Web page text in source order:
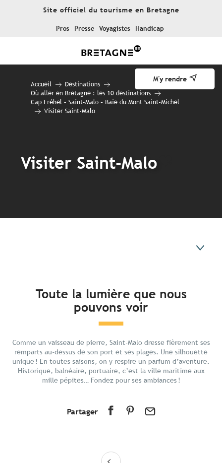
Site officiel du tourisme en Bretagne
Pros Presse Voyagistes Handicap
M'y rendre
Accueil
Destinations
Où aller en Bretagne : les 10 destinations
Cap Fréhel – Saint-Malo – Baie du Mont Saint-Michel
Visiter Saint-Malo
Visiter Saint-Malo
Aux alentours
Toute la lumière que nous
pouvons voir
Comme un vaisseau de pierre, Saint-Malo dresse fièrement ses
remparts au-dessus de son port et ses plages. Une silhouette
unique ! En toutes saisons, on y respire un parfum d’aventure.
Historique, balnéaire, portuaire, c’est la ville maritime aux
mille pépites… Fondez pour ses ambiances !
Partager